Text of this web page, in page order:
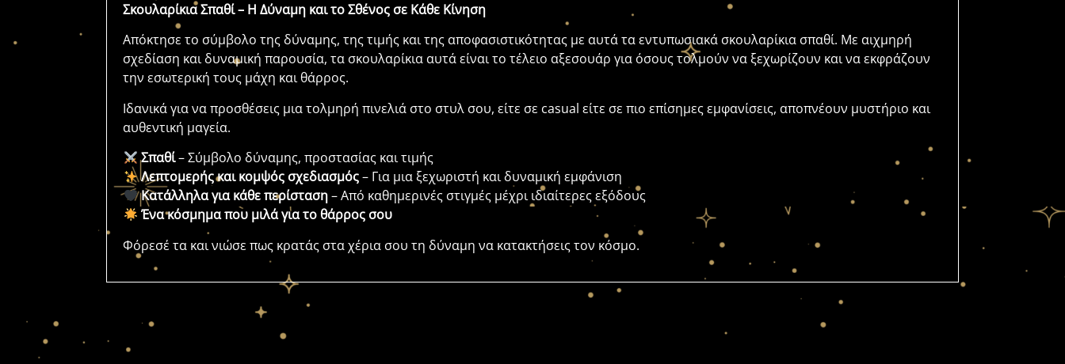
Σκουλαρίκια Σπαθί – Η Δύναμη και το Σθένος σε Κάθε Κίνηση
Απόκτησε το σύμβολο της δύναμης, της τιμής και της αποφασιστικότητας με αυτά τα εντυπωσιακά σκουλαρίκια σπαθί. Με αιχμηρή
σχεδίαση και δυναμική παρουσία, τα σκουλαρίκια αυτά είναι το τέλειο αξεσουάρ για όσους τολμούν να ξεχωρίζουν και να εκφράζουν
την εσωτερική τους μάχη και θάρρος.
Ιδανικά για να προσθέσεις μια τολμηρή πινελιά στο στυλ σου, είτε σε casual είτε σε πιο επίσημες εμφανίσεις, αποπνέουν μυστήριο και
αυθεντική μαγεία.
Σπαθί– Σύμβολο δύναμης, προστασίας και τιμής
Λεπτομερής και κομψός σχεδιασμός– Για μια ξεχωριστή και δυναμική εμφάνιση
Κατάλληλα για κάθε περίσταση– Από καθημερινές στιγμές μέχρι ιδιαίτερες εξόδους
Ένα κόσμημα που μιλά για το θάρρος σου
Φόρεσέ τα και νιώσε πως κρατάς στα χέρια σου τη δύναμη να κατακτήσεις τον κόσμο.